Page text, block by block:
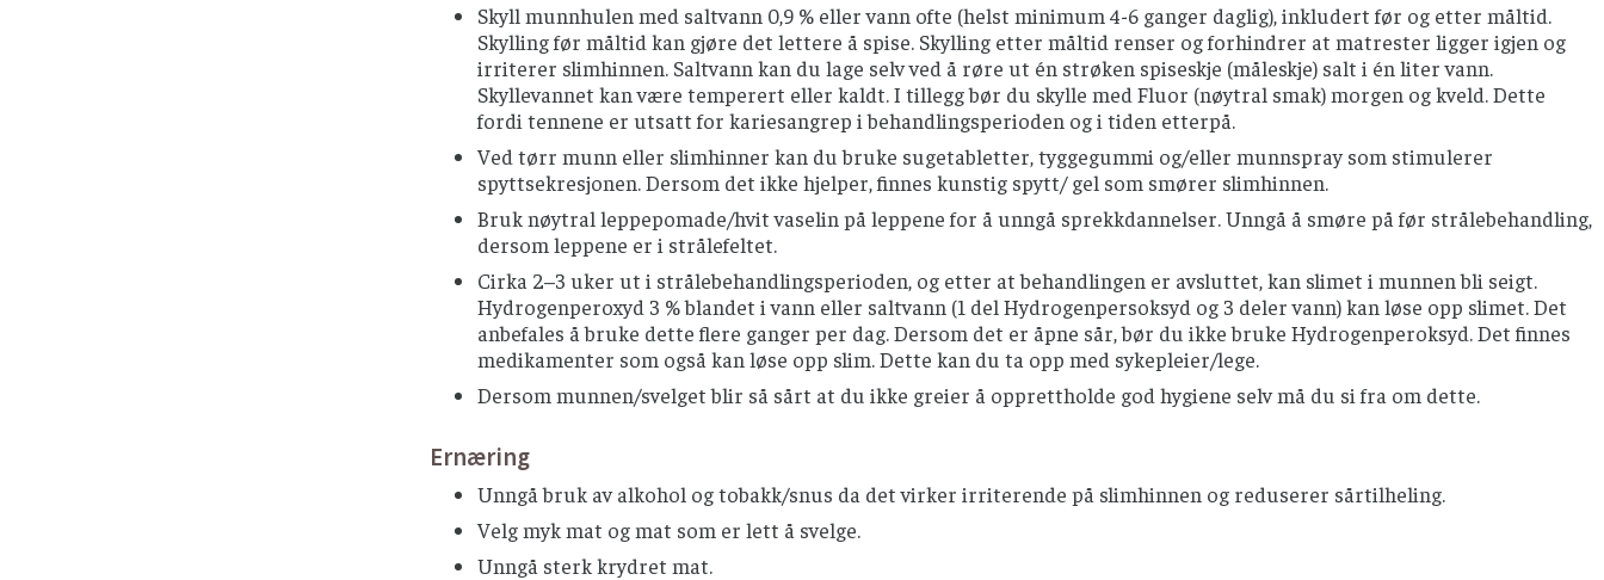
Skyll munnhulen med saltvann 0,9 % eller vann ofte (helst minimum 4-6 ganger daglig), inkludert før og etter måltid.
Skylling før måltid kan gjøre det lettere å spise. Skylling etter måltid renser og forhindrer at matrester ligger igjen og
irriterer slimhinnen. Saltvann kan du lage selv ved å røre ut én strøken spiseskje (måleskje) salt i én liter vann.
Skyllevannet kan være temperert eller kaldt. I tillegg bør du skylle med Fluor (nøytral smak) morgen og kveld. Dette
fordi tennene er utsatt for kariesangrep i behandlingsperioden og i tiden etterpå.
Ved tørr munn eller slimhinner kan du bruke sugetabletter, tyggegummi og/eller munnspray som stimulerer
spyttsekresjonen. Dersom det ikke hjelper, finnes kunstig spytt/ gel som smører slimhinnen.
Bruk nøytral leppepomade/hvit vaselin på leppene for å unngå sprekkdannelser. Unngå å smøre på før strålebehandling,
dersom leppene er i strålefeltet.
Cirka 2–3 uker ut i strålebehandlingsperioden, og etter at behandlingen er avsluttet, kan slimet i munnen bli seigt.
Hydrogenperoxyd 3 % blandet i vann eller saltvann (1 del Hydrogenpersoksyd og 3 deler vann) kan løse opp slimet. Det
anbefales å bruke dette flere ganger per dag. Dersom det er åpne sår, bør du ikke bruke Hydrogenperoksyd. Det finnes
medikamenter som også kan løse opp slim. Dette kan du ta opp med sykepleier/lege.
Dersom munnen/svelget blir så sårt at du ikke greier å opprettholde god hygiene selv må du si fra om dette.
Ernæring
Unngå bruk av alkohol og tobakk/snus da det virker irriterende på slimhinnen og reduserer sårtilheling.
Velg myk mat og mat som er lett å svelge.
Unngå sterk krydret mat.